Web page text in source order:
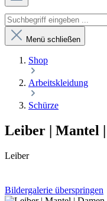
Menü schließen
Shop
Arbeitskleidung
Schürze
Leiber | Mantel
Leiber
Bildergalerie überspringen